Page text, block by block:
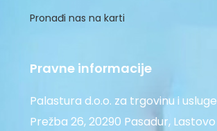
Pronađi nas na karti
Pravne informacije
Palastura d.o.o. za trgovinu i usluge
Prežba 26, 20290 Pasadur, Lastovo